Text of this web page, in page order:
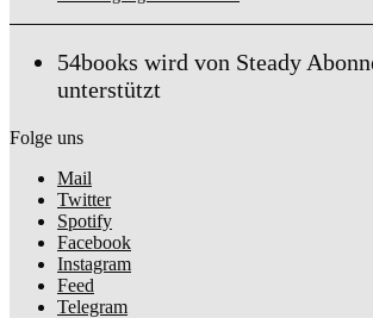
54books wird von Steady
unterstützt
Folge uns
Mail
Twitter
Spotify
Facebook
Instagram
Feed
Telegram